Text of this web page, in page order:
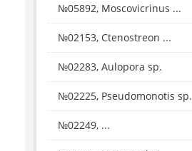
№05892, Moscovicrinus ...
№02153, Ctenostreon ...
№02283, Aulopora sp.
№02225, Pseudomonotis sp.
№02249, ...